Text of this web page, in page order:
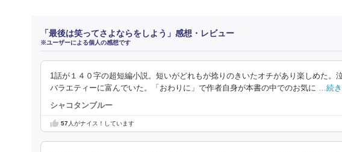
「最後は笑ってさよならをしよう」感想・レビュー
※ユーザーによる個人の感想です
1話が１４０字の超短編小説。短いがどれもが捻りのきいたオチがあり楽しめた
バラエティーに富んでいた。「おわりに」で作者自身が本書の中でのお気に
…続
シャコタンブルー
57人がナイス！しています